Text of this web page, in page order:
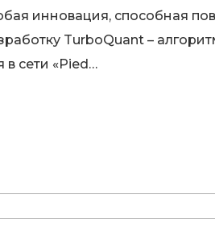
инновация, способная
TurboQuant –
сети «Pied…